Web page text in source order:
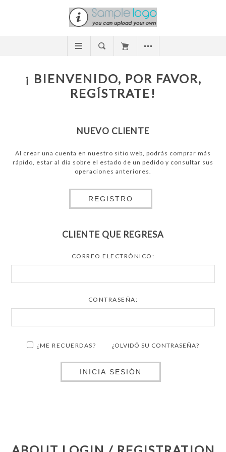
¡ BIENVENIDO, POR FAVOR,
REGÍSTRATE!
NUEVO CLIENTE
Al crear una cuenta en nuestro sitio web, podrás comprar más
rápido, estar al día sobre el estado de un pedido y consultar sus
operaciones anteriores.
REGISTRO
CLIENTE QUE REGRESA
CORREO ELECTRÓNICO:
CONTRASEÑA:
¿ME RECUERDAS? ¿OLVIDÓ SU CONTRASEÑA?
INICIA SESIÓN